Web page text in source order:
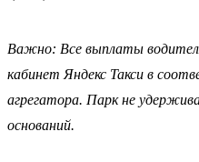
Важно: Все выплаты
кабинет Яндекс Такси в
агрегатора. Парк не
оснований.